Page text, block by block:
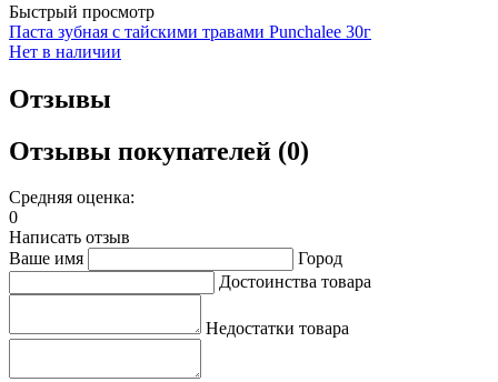
Быстрый просмотр
Паста зубная с тайскими травами Punchalee 30г
Нет в наличии
Отзывы
Отзывы покупателей (0)
Средняя оценка:
0
Написать отзыв
Ваше имя
Город
Достоинства товара
Недостатки товара